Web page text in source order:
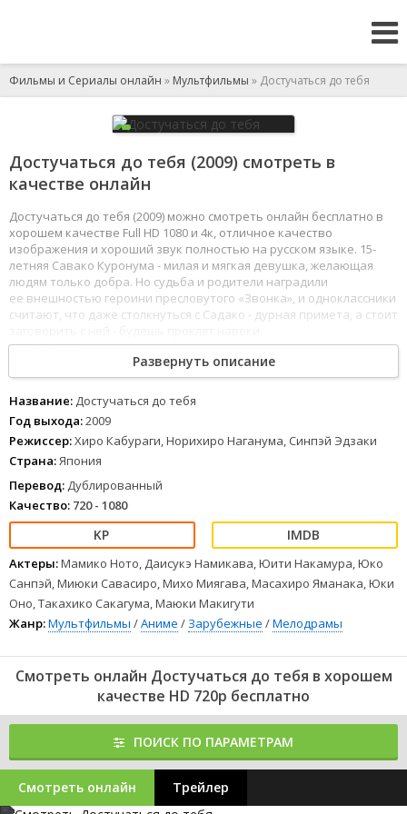
Фильмы и Сериалы онлайн » Мультфильмы » Достучаться до тебя
Достучаться до тебя (2009) смотреть в
качестве онлайн
Достучаться до тебя (2009) можно смотреть онлайн бесплатно в
хорошем качестве Full HD 1080 и 4к, отличное качество
изображения и хороший звук полностью на русском языке. 15-
летняя Савако Куронума - милая и мягкая девушка, желающая
людям только добра. Но судьба и родители наградили
ее внешностью героини пресловутого «Звонка», и одноклассники
считают, что даже столкнуться с Садако - дурная примета, а стоит
12345 678
Развернуть описание
Название: Достучаться до тебя
Год выхода:2009
Режиссер:Хиро Кабураги, Норихиро Наганума, Синпэй Эдзаки
Страна:Япония
Перевод: Дублированный
Качество: 720 - 1080
Актеры:Мамико Ното, Даисукэ Намикава, Юити Накамура, Юко
Санпэй, Миюки Савасиро, Михо Миягава, Масахиро Яманака, Юки
Оно, Такахико Сакагума, Маюки Макигути
Жанр:Мультфильмы /Аниме / Зарубежные /Мелодрамы
Смотреть онлайн Достучаться до тебя в хорошем
качестве HD 720p бесплатно
ПОИСК ПО ПАРАМЕТРАМ
Смотреть онлайн Трейлер